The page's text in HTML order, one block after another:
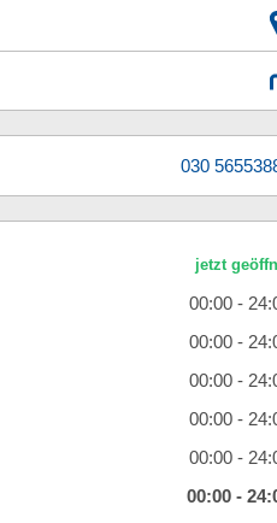
00:00 -
00:00 -
00:00 -
00:00 -
00:00 -
00:00 -